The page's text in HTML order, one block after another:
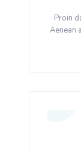
Proin
Aenean